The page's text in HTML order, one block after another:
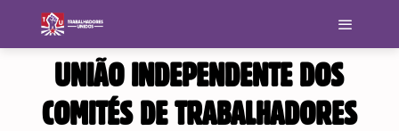
UNIÃO INDEPENDENTE DOS
COMITÉS DE TRABALHADORES